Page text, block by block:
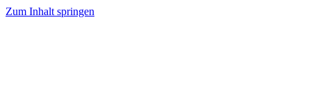
Zum Inhalt springen